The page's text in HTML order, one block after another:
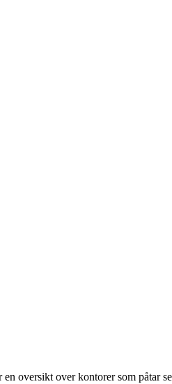
oversikt over kontorer som